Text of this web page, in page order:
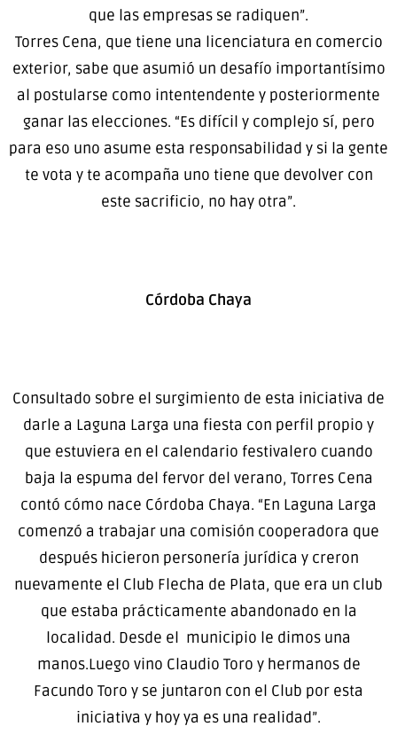
que las empresas se radiquen”.
Torres Cena, que tiene una licenciatura en comercio
exterior, sabe que asumió un desafío importantísimo
al postularse como intentendente y posteriormente
ganar las elecciones. “Es difícil y complejo sí, pero
para eso uno asume esta responsabilidad y si la gente
te vota y te acompaña uno tiene que devolver con
este sacrificio, no hay otra”.
Córdoba Chaya
Consultado sobre el surgimiento de esta iniciativa de
darle a Laguna Larga una fiesta con perfil propio y
que estuviera en el calendario festivalero cuando
baja la espuma del fervor del verano, Torres Cena
contó cómo nace Córdoba Chaya. “En Laguna Larga
comenzó a trabajar una comisión cooperadora que
después hicieron personería jurídica y creron
nuevamente el Club Flecha de Plata, que era un club
que estaba prácticamente abandonado en la
localidad. Desde el municipio le dimos una
manos.Luego vino Claudio Toro y hermanos de
Facundo Toro y se juntaron con el Club por esta
iniciativa y hoy ya es una realidad”.